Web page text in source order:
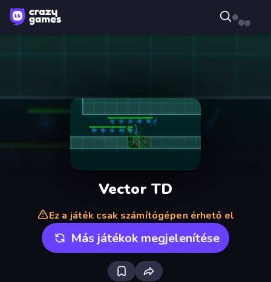
Vector TD
Ez a játék csak számítógépen érhető el
Más játékok megjelenítése